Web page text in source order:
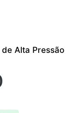
Alta Pressão